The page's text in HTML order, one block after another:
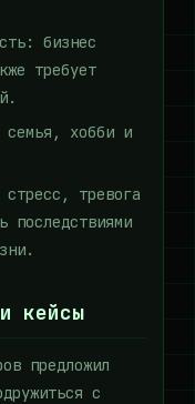
бизнес
требует
семья, хобби и
стресс, тревога
последствиями
кейсы
предложил
с